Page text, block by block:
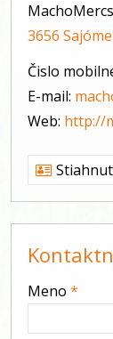
3656
Čislo
E-mail:
Web: http://
-
Meno *